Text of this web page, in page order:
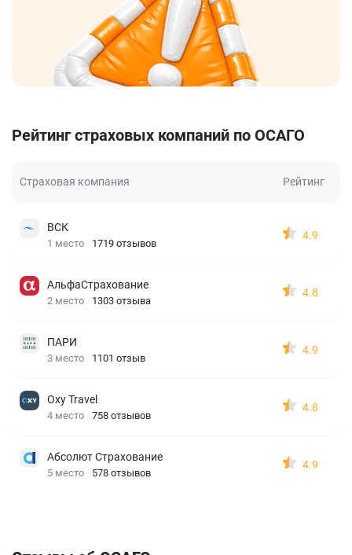
Рейтинг страховых компаний по ОСАГО
Страховая компания Рейтинг
ВСК
1 место 1719 отзывов
4.9
АльфаСтрахование
2 место 1303 отзыва
4.8
ПАРИ
3 место 1101 отзыв
4.9
Oxy Travel
4 место 758 отзывов
4.8
Абсолют Страхование
5 место 578 отзывов
4.9